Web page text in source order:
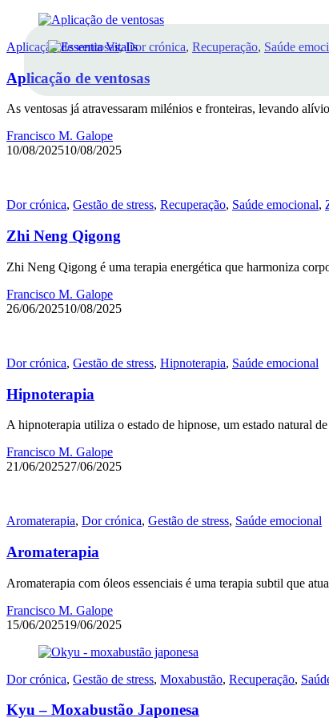
Aplicação de ventosas,Dor crónica, Recuperação, Saúde
Aplicação de ventosas
As ventosas já atravessaram milénios e fronteiras, levando
Francisco M. Galope
10/08/202510/08/2025
Dor crónica, Gestão de stress, Recuperação, Saúde emocional,
Zhi Neng Qigong
Zhi Neng Qigong é uma terapia energética que harmoniza
Francisco M. Galope
26/06/202510/08/2025
Dor crónica, Gestão de stress, Hipnoterapia, Saúde emocional
Hipnoterapia
A hipnoterapia utiliza o estado de hipnose, um estado natural
Francisco M. Galope
21/06/202527/06/2025
Aromaterapia, Dor crónica, Gestão de stress, Saúde emocional
Aromaterapia
Aromaterapia com óleos essenciais é uma terapia subtil que
Francisco M. Galope
15/06/202519/06/2025
Dor crónica, Gestão de stress, Moxabustão, Recuperação,
Kyu – Moxabustão Japonesa